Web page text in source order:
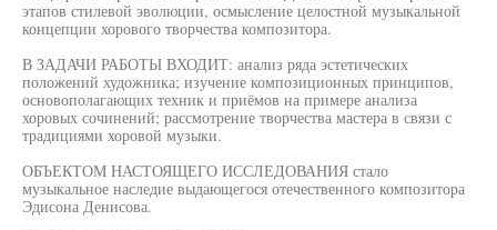
этапов стилевой эволюции, осмысление целостной музыкальной
концепции хорового творчества композитора.
В ЗАДАЧИ РАБОТЫ ВХОДИТ: анализ ряда эстетических
положений художника; изучение композиционных принципов,
основополагающих техник и приёмов на примере анализа
хоровых сочинений; рассмотрение творчества мастера в связи с
традициями хоровой музыки.
ОБЪЕКТОМ НАСТОЯЩЕГО ИССЛЕДОВАНИЯ стало
музыкальное наследие выдающегося отечественного композитора
Эдисона Денисова.